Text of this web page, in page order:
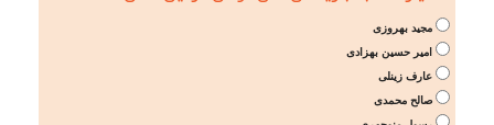
مجید بهروزی
امیر حسین بهزادی
عارف زینلی
صالح محمدی